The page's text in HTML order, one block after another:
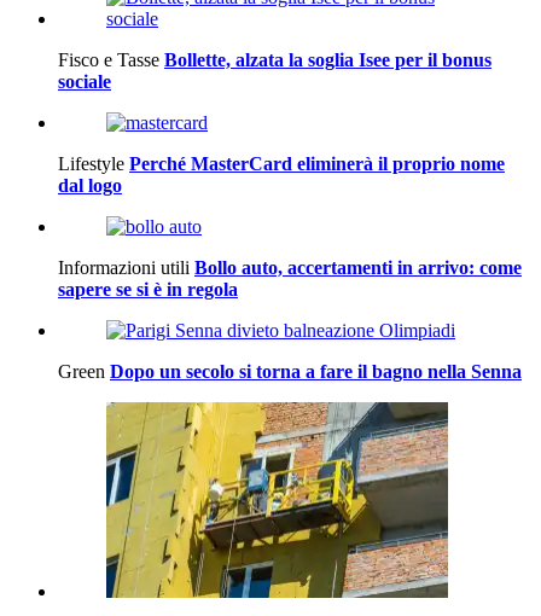
Fisco e Tasse Bollette, alzata la soglia Isee per il bonus
sociale
Lifestyle Perché MasterCard eliminerà il proprio nome
dal logo
Informazioni utili Bollo auto, accertamenti in arrivo: come
sapere se si è in regola
Green Dopo un secolo si torna a fare il bagno nella Senna